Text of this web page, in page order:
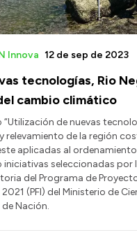
tecnologías, Rio
cambio climático
Innova 12 de sep de 2023
de nuevas
relevamiento de la región
aplicadas al
iniciativas seleccionadas por
del Programa de
(PFI) del Ministerio de
Nación.